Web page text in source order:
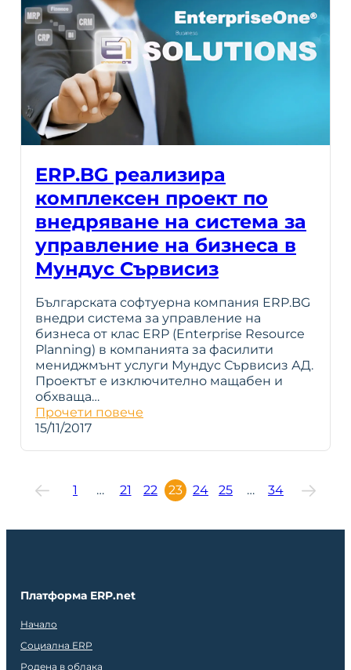
ERP.BG реализира
комплексен проект по
внедряване на система за
управление на бизнеса в
Мундус Сървисиз
Българската софтуерна компания ERP.BG
внедри система за управление на
бизнеса от клас ERP (Enterprise Resource
Planning) в компанията за фасилити
мениджмънт услуги Мундус Сървисиз АД.
Проектът е изключително мащабен и
обхваща…
Прочети повече
15/11/2017
1 … 21 22 23 24 25 … 34
Платформа ERP.net
Начало
Социална ERP
Родена в облака